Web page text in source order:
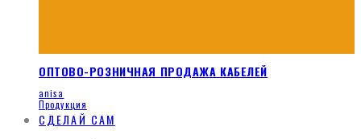
ОПТОВО-РОЗНИЧНАЯ ПРОДАЖА КАБЕЛЕЙ
anisa
Продукция
СДЕЛАЙ САМ